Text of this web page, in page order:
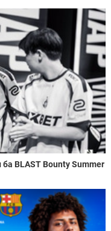
BLAST Bounty Summer